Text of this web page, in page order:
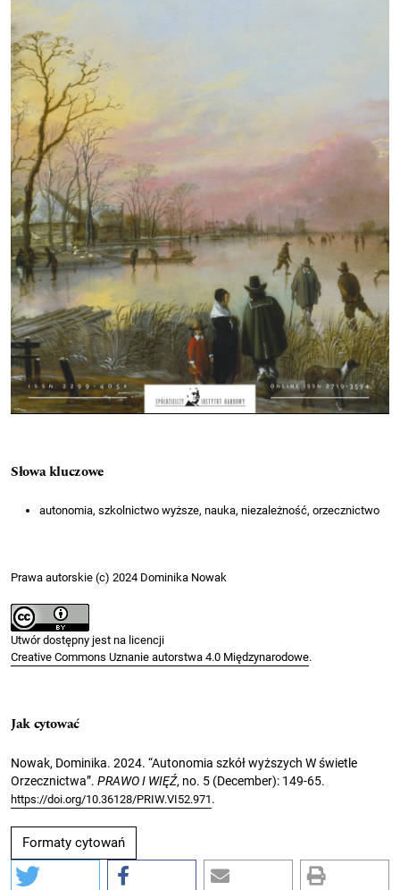
Słowa kluczowe
autonomia, szkolnictwo wyższe, nauka, niezależność, orzecznictwo
Prawa autorskie (c) 2024 Dominika Nowak
Utwór dostępny jest na licencji
Creative Commons Uznanie autorstwa 4.0 Międzynarodowe.
Jak cytować
Nowak, Dominika. 2024. “Autonomia szkół wyższych W świetle
Orzecznictwa”. PRAWO I WIĘŹ, no. 5 (December): 149-65.
https://doi.org/10.36128/PRIW.VI52.971 .
Formaty cytowań